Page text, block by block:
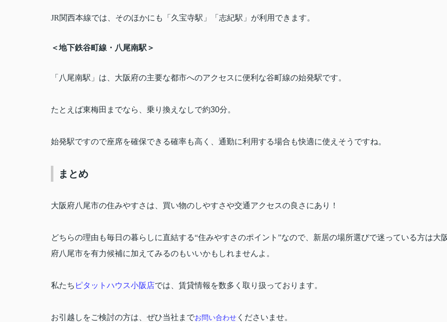
JR関西本線では、そのほかにも「久宝寺駅」「志紀駅」が利用できます。
＜地下鉄谷町線・八尾南駅＞
「八尾南駅」は、大阪府の主要な都市へのアクセスに便利な谷町線の始発駅です。
たとえば東梅田までなら、乗り換えなしで約30分。
始発駅ですので座席を確保できる確率も高く、通勤に利用する場合も快適に使えそうですね。
まとめ
大阪府八尾市の住みやすさは、買い物のしやすさや交通アクセスの良さにあり！
どちらの理由も毎日の暮らしに直結する“住みやすさのポイント”なので、新居の場所選びで迷っている方は大
府八尾市を有力候補に加えてみるのもいいかもしれませんよ。
私たち ピタットハウス小阪店では、賃貸情報を数多く取り扱っております。
お引越しをご検討の方は、ぜひ当社までお問い合わせ くださいませ。